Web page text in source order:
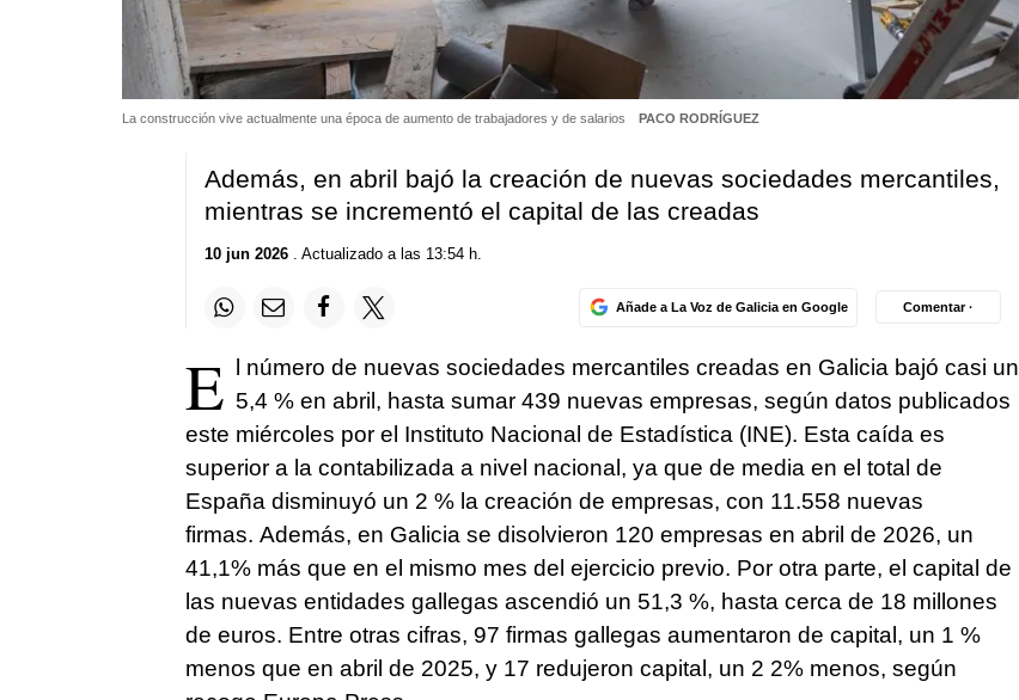
La construcción vive actualmente una época de aumento de trabajadores y de salarios PACO RODRÍGUEZ
Además, en abril bajó la creación de nuevas sociedades mercantiles,
mientras se incrementó el capital de las creadas
10 jun 2026. Actualizado a las 13:54 h.
Añade a La Voz de Galicia en Google Comentar ·
E l número de nuevas sociedades mercantiles creadas en Galicia bajó casi un
5,4 % en abril, hasta sumar 439 nuevas empresas, según datos publicados
este miércoles por el Instituto Nacional de Estadística (INE). Esta caída es
superior a la contabilizada a nivel nacional, ya que de media en el total de
España disminuyó un 2 % la creación de empresas, con 11.558 nuevas
firmas. Además, en Galicia se disolvieron 120 empresas en abril de 2026, un
41,1% más que en el mismo mes del ejercicio previo. Por otra parte, el capital de
las nuevas entidades gallegas ascendió un 51,3 %, hasta cerca de 18 millones
de euros. Entre otras cifras, 97 firmas gallegas aumentaron de capital, un 1 %
menos que en abril de 2025, y 17 redujeron capital, un 2 2% menos, según